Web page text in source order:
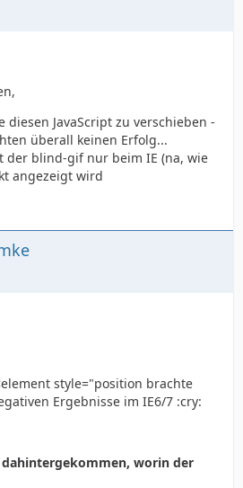
diesen JavaScript zu verschieben -
überall keinen Erfolg...
der blind-gif nur beim IE (na, wie
angezeigt wird
style="position brachte
Ergebnisse im IE6/7 :cry:
worin der